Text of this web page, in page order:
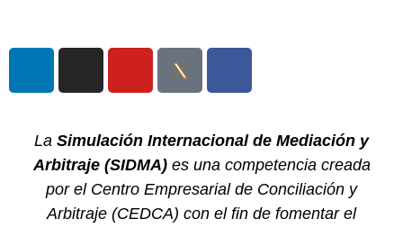
La Simulación Internacional de Mediación y
Arbitraje (SIDMA) es una competencia creada
por elCentro Empresarial de Conciliación y
Arbitraje (CEDCA) con el fin de fomentar el